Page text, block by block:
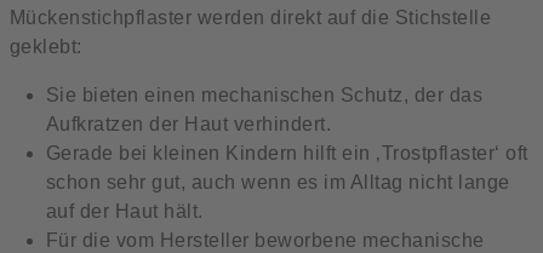
Mückenstichpflaster werden direkt auf die Stichstelle
geklebt:
Sie bieten einen mechanischen Schutz, der das
Aufkratzen der Haut verhindert.
Gerade bei kleinen Kindern hilft ein ‚Trostpflaster‘ oft
schon sehr gut, auch wenn es im Alltag nicht lange
auf der Haut hält.
Für die vom Hersteller beworbene mechanische